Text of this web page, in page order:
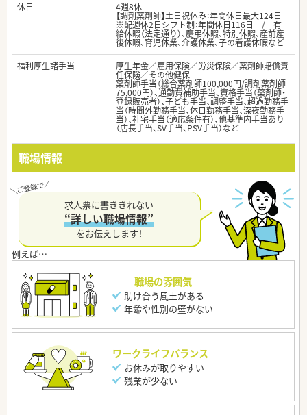
休日
4週8休
【調剤薬剤師】土日祝休み：年間休日最大124日
※配週休2日シフト制：年間休日116日 / 有
給休暇（法定通り）、慶弔休暇、特別休暇、産前産
後休暇、育児休業、介護休業、子の看護休暇など
福利厚生諸手当
厚生年金／雇用保険／労災保険／薬剤師賠償責
任保険／その他健保
薬剤師手当（総合薬剤師100,000円/調剤薬剤師
75,000円）、通勤費補助手当、資格手当（薬剤師・
登録販売者）、子ども手当、調整手当、超過勤務手
当（時間外勤務手当、休日勤務手当、深夜勤務手
当）、社宅手当（適応条件有）、他基準内手当あり
（店長手当、SV手当、PSV手当）など
職場情報
求人票に書ききれない
“詳しい職場情報”
をお伝えします！
職場の雰囲気
助け合う風土がある
年齢や性別の壁がない
ワークライフバランス
お休みが取りやすい
残業が少ない